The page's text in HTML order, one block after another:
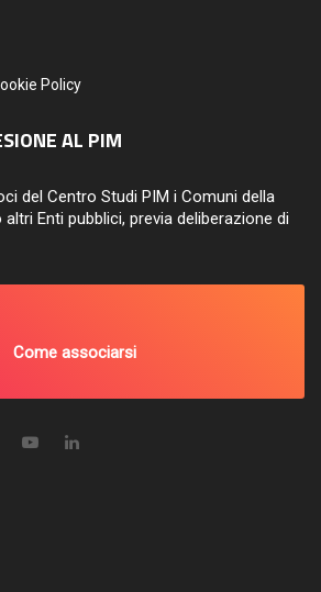
Policy
AL PIM
del Centro Studi PIM i Comuni della
Enti pubblici, previa deliberazione di
Come associarsi